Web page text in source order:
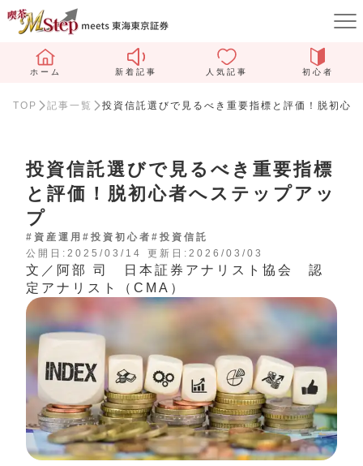
ホーム 新着記事 人気記事 初心者
TOP 記事一覧 投資信託選びで見るべき重要指標と評価！脱初心
投資信託選びで見るべき重要指標
と評価！脱初心者へステップアッ
プ
#資産運用 #投資初心者 #投資信託
公開日:2025/03/14
更新日:2026/03/03
文／阿部 司 日本証券アナリスト協会 認
定アナリスト（CMA）